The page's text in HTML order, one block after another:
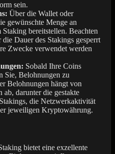
sein.
Über die Wallet oder
gewünschte Menge an
bereitstellen. Beachten
Dauer des Stakings gesperrt
Zwecke verwendet werden
Sobald Ihre Coins
Sie, Belohnungen zu
Belohnungen hängt von
ab, darunter die gestakte
die Netzwerkaktivität
jeweiligen Kryptowährung.
bietet eine exzellente